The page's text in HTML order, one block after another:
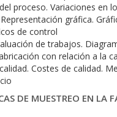
proceso. Variaciones en
gráfica.
de control
de trabajos.
con relación a la
Costes de calidad.
DE MUESTREO EN LA